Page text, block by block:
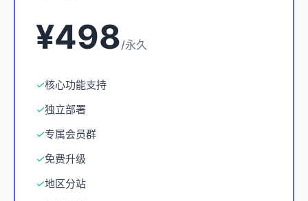
¥498/永久
✓核心功能支持
✓独立部署
✓专属会员群
✓免费升级
✓地区分站